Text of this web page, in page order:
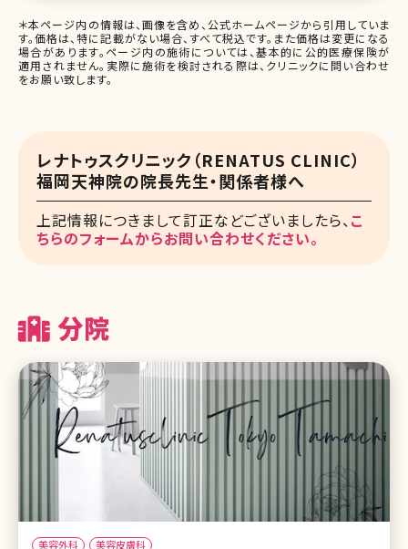
＊本ページ内の情報は、画像を含め、公式ホームページから引用していま
す。価格は、特に記載がない場合、すべて税込です。また価格は変更になる
場合があります。ページ内の施術については、基本的に公的医療保険が
適用されません。実際に施術を検討される際は、クリニックに問い合わせ
をお願い致します。
レナトゥスクリニック（RENATUS CLINIC）
福岡天神院の院長先生・関係者様へ
上記情報につきまして訂正などございましたら、こ
ちらのフォームからお問い合わせください。
分院
美容外科 美容皮膚科